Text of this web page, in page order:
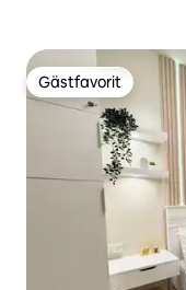
Gästfavorit
Gästfavorit